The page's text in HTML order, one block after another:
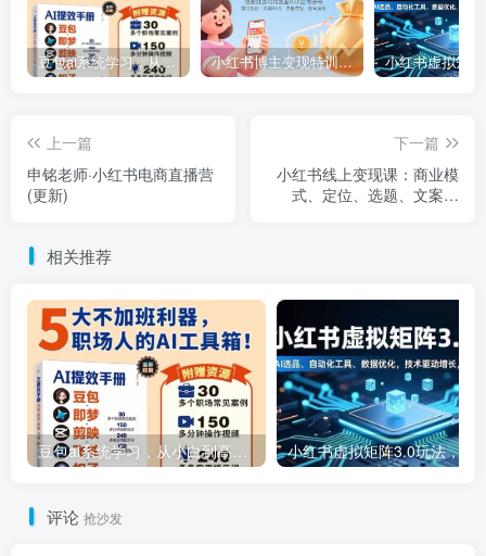
豆包ai系统学习，从小白到高手系列 小红书博主变现特训营：6大模块20+实操技巧 快速打造可持续盈利小红书账号
上一篇
申铭老师·小红书电商直播营
(更新)
下一篇
小红书线上变现课：商业模
式、定位、选题、文案创
相关推荐
豆包ai系统学习，从小白到高手系列
评论 抢沙发